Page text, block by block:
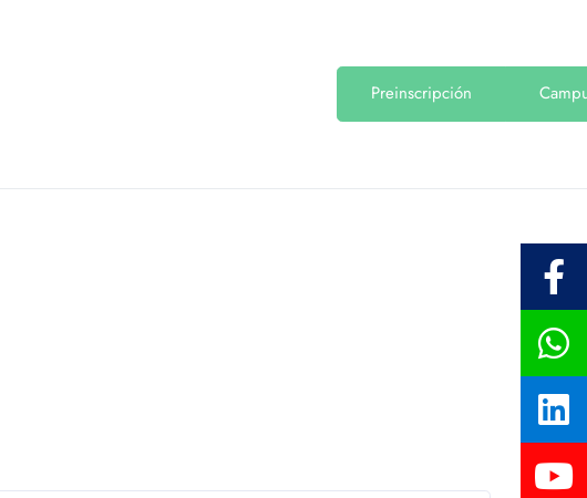
Preinscripción